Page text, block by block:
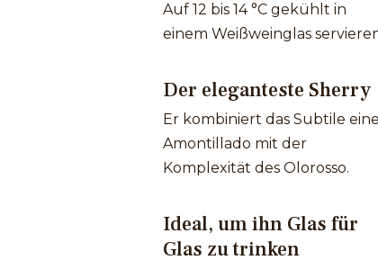
Auf 12 bis 14 °C gekühlt in
einem Weißweinglas
Der eleganteste Sherry
Er kombiniert das Subtile
Amontillado mit der
Komplexität des Olorosso.
Ideal, um ihn Glas für
Glas zu trinken